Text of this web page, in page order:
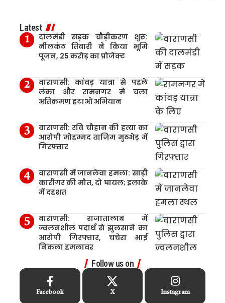
Latest
दालमंडी सड़क चौड़ीकरण शुरू:
नीलकंठ तिवारी ने किया भूमि
पूजन, 25 करोड़ का प्रोजेक्ट
वाराणसी: कांवड़ यात्रा से पहले
लंका और रामनगर में चला
अतिक्रमण हटाओ अभियान
वाराणसी: रवि चौहान की हत्या का
आरोपी मोहम्मद ताजिम मुठभेड़ में
गिरफ्तार
वाराणसी में जानलेवा हमला: साड़ी
कारीगर की मौत, दो घायल; इलाके
में दहशत
वाराणसी: राजातालाब में
ज्वलनशील पदार्थ से झुलसाने का
आरोपी गिरफ्तार, चचेरा भाई
निकला हमलावर
Follow us on
Facebook X Instagram